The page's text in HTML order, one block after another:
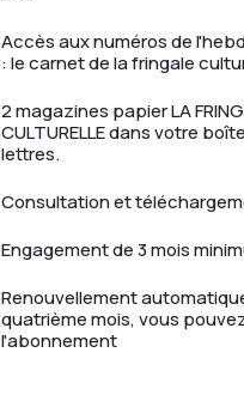
Accès aux numéros de
: le carnet de la fringale
2 magazines papier LA
CULTURELLE dans votre
lettres.
Consultation et
Engagement de 3 mois
Renouvellement
quatrième mois, vous
l'abonnement